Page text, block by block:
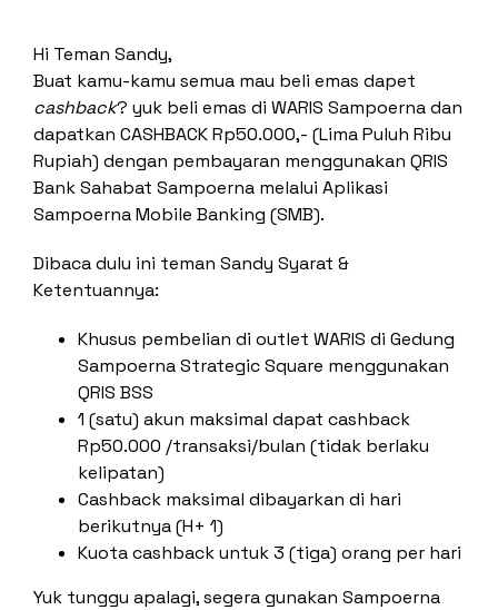
Beli
Deposito
Transaksi Terjadwal
Pengaturan Kartu
Kirim ke Teman
Hi Teman Sandy,
Buat kamu-kamu semua mau beli emas dapet
cashback? yuk beli emas di WARIS Sampoerna dan
dapatkan CASHBACK Rp50.000,- (Lima Puluh Ribu
Rupiah) dengan pembayaran menggunakan QRIS
Bank Sahabat Sampoerna melalui Aplikasi
Sampoerna Mobile Banking (SMB).
Dibaca dulu ini teman Sandy Syarat &
Ketentuannya:
Khusus pembelian di outlet WARIS di Gedung
Sampoerna Strategic Square menggunakan
QRIS BSS
1 (satu) akun maksimal dapat cashback
Rp50.000 /transaksi/bulan (tidak berlaku
kelipatan)
Cashback maksimal dibayarkan di hari
berikutnya (H+ 1)
Kuota cashback untuk 3 (tiga) orang per hari
Yuk tunggu apalagi, segera gunakan Sampoerna